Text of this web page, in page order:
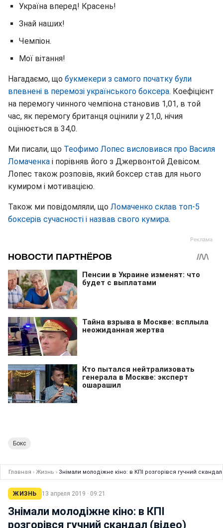
Україна вперед! Красень!
Знай наших!
Чемпіон.
Мої вітання!
Нагадаємо, що букмекери з самого початку були
впевнені в перемозі українського боксера. Коефіцієнт
на перемогу чинного чемпіона становив 1,01, в той
час, як перемогу британця оцінили у 21,0, нічия
оцінюється в 34,0.
Ми писали, що Теофимо Лопес висловився про Василя
Ломаченка і порівняв його з Джервонтой Девісом.
Лопес також розповів, який боксер став для нього
кумиром і мотивацією.
Також ми повідомляли, що Ломаченко склав топ-5
боксерів сучасності і назвав свого кумира.
Бокс
Главная › Жизнь › Знімали молодіжне кіно: в КПІ розгорівся гучний
ЖИЗНЬ 13 апреля 2019 · 09:21
Знімали молодіжне кіно: в КПІ
розгорівся гучний скандал (відео)